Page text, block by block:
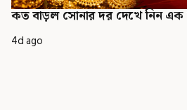
কত বাড়ল সোনার দর দেখে নিন
4d ago